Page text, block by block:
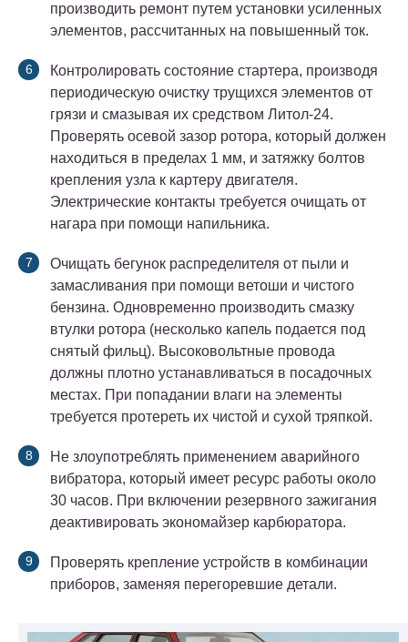
производить ремонт путем установки усиленных
элементов, рассчитанных на повышенный ток.
Контролировать состояние стартера, производя
периодическую очистку трущихся элементов от
грязи и смазывая их средством Литол-24.
Проверять осевой зазор ротора, который должен
находиться в пределах 1 мм, и затяжку болтов
крепления узла к картеру двигателя.
Электрические контакты требуется очищать от
нагара при помощи напильника.
Очищать бегунок распределителя от пыли и
замасливания при помощи ветоши и чистого
бензина. Одновременно производить смазку
втулки ротора (несколько капель подается под
снятый фильц). Высоковольтные провода
должны плотно устанавливаться в посадочных
местах. При попадании влаги на элементы
требуется протереть их чистой и сухой тряпкой.
Не злоупотреблять применением аварийного
вибратора, который имеет ресурс работы около
30 часов. При включении резервного зажигания
деактивировать экономайзер карбюратора.
Проверять крепление устройств в комбинации
приборов, заменяя перегоревшие детали.